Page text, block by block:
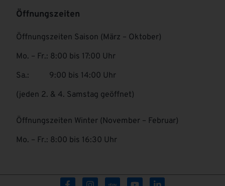
Öffnungszeiten
Öffnungszeiten Saison (März – Oktober)
Mo. – Fr.: 8:00 bis 17:00 Uhr
Sa.: 9:00 bis 14:00 Uhr
(jeden 2. & 4. Samstag geöffnet)
Öffnungszeiten Winter (November – Februar)
Mo. – Fr.: 8:00 bis 16:30 Uhr